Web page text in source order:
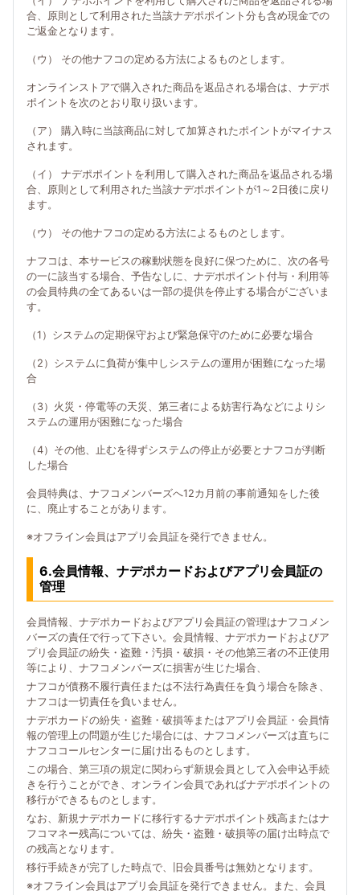
合、原則として利用された当該ナデポポイント分も含め現金での
ご返金となります。
（ウ） その他ナフコの定める方法によるものとします。
オンラインストアで購入された商品を返品される場合は、ナデポ
ポイントを次のとおり取り扱います。
（ア） 購入時に当該商品に対して加算されたポイントがマイナス
されます。
（イ） ナデポポイントを利用して購入された商品を返品される場
合、原則として利用された当該ナデポポイントが1～2日後に戻り
ます。
（ウ） その他ナフコの定める方法によるものとします。
ナフコは、本サービスの稼動状態を良好に保つために、次の各号
の一に該当する場合、予告なしに、ナデポポイント付与・利用等
の会員特典の全てあるいは一部の提供を停止する場合がございま
す。
（1）システムの定期保守および緊急保守のために必要な場合
（2）システムに負荷が集中しシステムの運用が困難になった場
合
（3）火災・停電等の天災、第三者による妨害行為などによりシ
ステムの運用が困難になった場合
（4）その他、止むを得ずシステムの停止が必要とナフコが判断
した場合
会員特典は、ナフコメンバーズへ12カ月前の事前通知をした後
に、廃止することがあります。
※オフライン会員はアプリ会員証を発行できません。
6.会員情報、ナデポカードおよびアプリ会員証の
管理
会員情報、ナデポカードおよびアプリ会員証の管理はナフコメン
バーズの責任で行って下さい。会員情報、ナデポカードおよびア
プリ会員証の紛失・盗難・汚損・破損・その他第三者の不正使用
等により、ナフコメンバーズに損害が生じた場合、
ナフコが債務不履行責任または不法行為責任を負う場合を除き、
ナフコは一切責任を負いません。
ナデポカードの紛失・盗難・破損等またはアプリ会員証・会員情
報の管理上の問題が生じた場合には、ナフコメンバーズは直ちに
ナフココールセンターに届け出るものとします。
この場合、第三項の規定に関わらず新規会員として入会申込手続
きを行うことができ、オンライン会員であればナデポポイントの
移行ができるものとします。
なお、新規ナデポカードに移行するナデポポイント残高またはナ
フコマネー残高については、紛失・盗難・破損等の届け出時点で
の残高となります。
移行手続きが完了した時点で、旧会員番号は無効となります。
※オフライン会員はアプリ会員証を発行できません。また、会員